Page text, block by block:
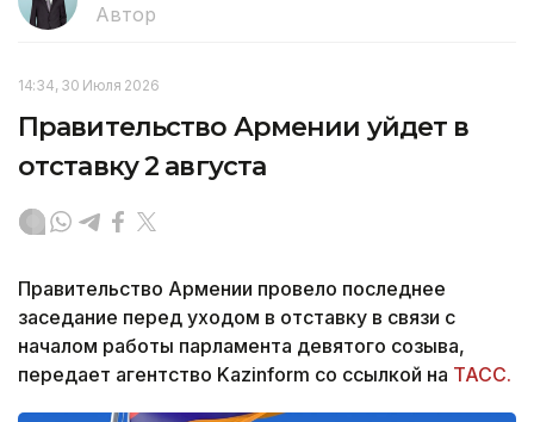
Автор
14:34, 30 Июля 2026
Правительство Армении уйдет в
отставку 2 августа
Правительство Армении провело последнее
заседание перед уходом в отставку в связи с
началом работы парламента девятого созыва,
передает агентство Kazinform со ссылкой на ТАСС.